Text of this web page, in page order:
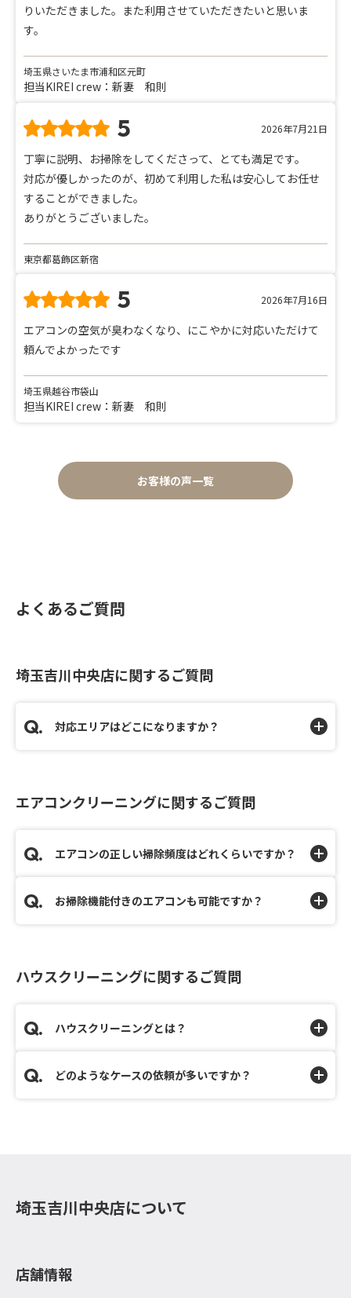
りいただきました。また利用させていただきたいと思いま
す。
埼玉県さいたま市浦和区元町
担当KIREI crew：新妻 和則
5 2026年7月21日
丁寧に説明、お掃除をしてくださって、とても満足です。
対応が優しかったのが、初めて利用した私は安心してお任せ
することができました。
ありがとうございました。
東京都葛飾区新宿
5 2026年7月16日
エアコンの空気が臭わなくなり、にこやかに対応いただけて
頼んでよかったです
埼玉県越谷市袋山
担当KIREI crew：新妻 和則
お客様の声一覧
よくあるご質問
埼玉吉川中央店に関するご質問
対応エリアはどこになりますか？
エアコンクリーニングに関するご質問
エアコンの正しい掃除頻度はどれくらいですか？
お掃除機能付きのエアコンも可能ですか？
ハウスクリーニングに関するご質問
ハウスクリーニングとは？
どのようなケースの依頼が多いですか？
埼玉吉川中央店について
店舗情報